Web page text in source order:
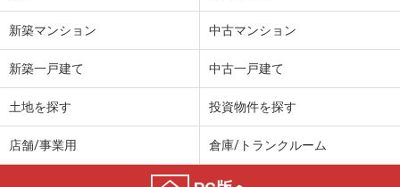
新築マンション 中古マンション
新築一戸建て 中古一戸建て
土地を探す 投資物件を探す
店舗/事業用 倉庫/トランクルーム